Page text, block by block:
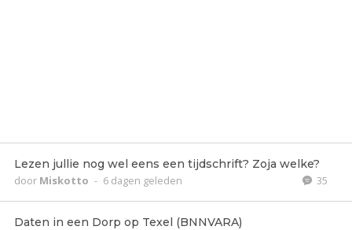
Lezen jullie nog wel eens een tijdschrift? Zoja welke?
door Miskotto - 6 dagen geleden 35
Daten in een Dorp op Texel (BNNVARA)